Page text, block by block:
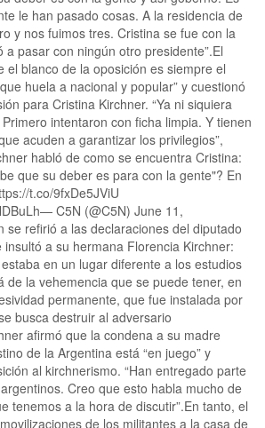
le han pasado cosas. A la residencia de
y nos fuimos tres. Cristina se fue con la
a pasar con ningún otro presidente”.El
el blanco de la oposición es siempre el
huela a nacional y popular” y cuestionó
para Cristina Kirchner. “Ya ni siquiera
intentaron con ficha limpia. Y tienen
acuden a garantizar los privilegios”,
habló de como se encuentra Cristina:
que su deber es para con la gente"? En
t.co/9fxDe5JViU
C5N (@C5N) June 11,
se refirió a las declaraciones del diputado
a su hermana Florencia Kirchner:
en un lugar diferente a los estudios
de la vehemencia que se puede tener, en
permanente, que fue instalada por
busca destruir al adversario
afirmó que la condena a su madre
de la Argentina está “en juego” y
al kirchnerismo. “Han entregado parte
Creo que esto habla mucho de
tenemos a la hora de discutir”.En tanto, el
de los militantes a la casa de